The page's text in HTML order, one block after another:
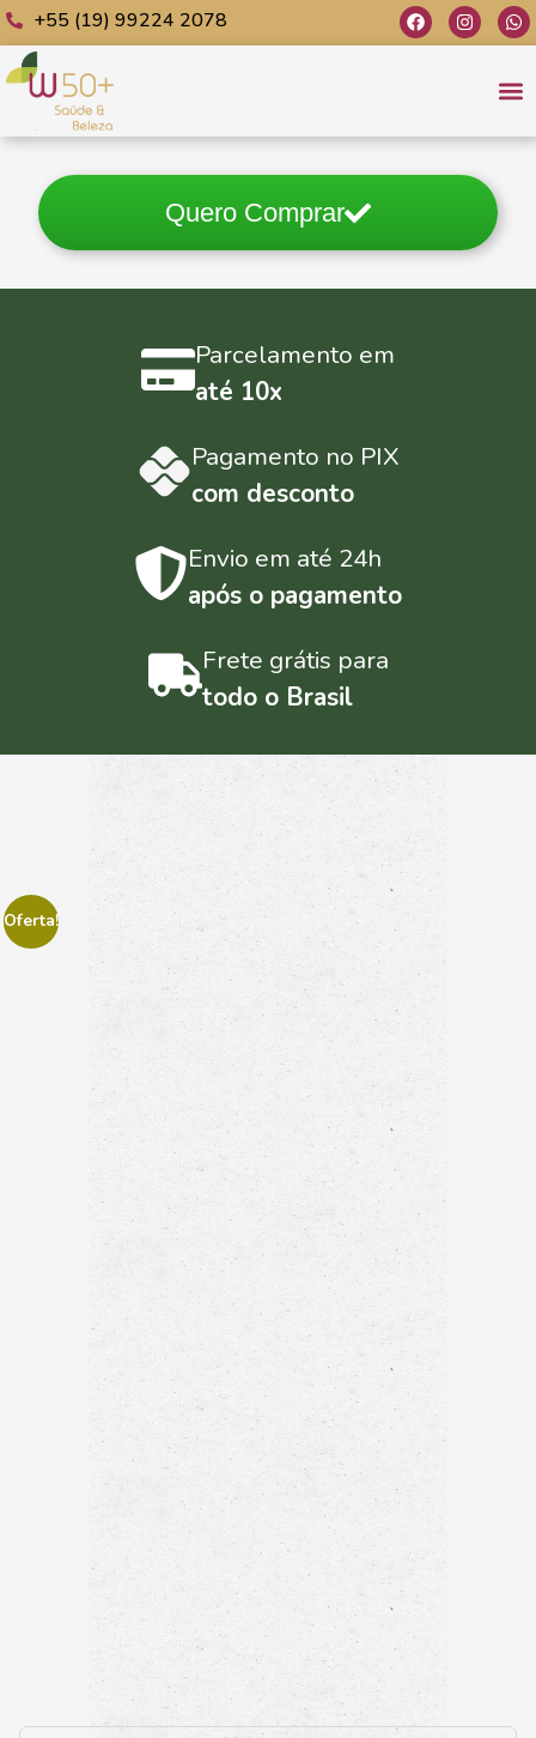
+55 (19) 99224 2078
Quero Comprar
Parcelamento em
até 10x
Pagamento no PIX
com desconto
Envio em até 24h
após o pagamento
Frete grátis para
todo o Brasil
Oferta!